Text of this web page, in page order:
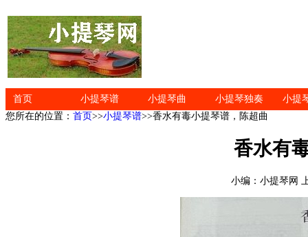
首页 小提琴谱 小提琴曲 小提琴独奏
小提
您所在的位置： 首页>>小提琴谱>>香水有毒小提琴谱，陈超曲
香水有
小编：小提琴网